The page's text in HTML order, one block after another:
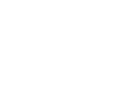
구간에서 꽤 많이 걸어야 합니다